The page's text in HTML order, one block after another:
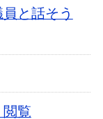
と話そう
覧